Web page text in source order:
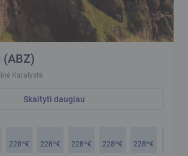
(ABZ)
Karalystė
Skaityti daugiau
22899€ 22899€ 22899€ 22899€ 22899€